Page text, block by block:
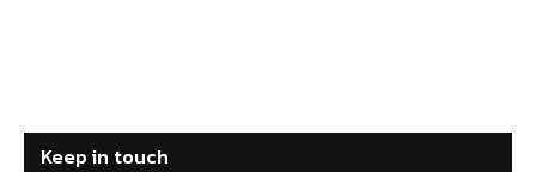
Keep in touch